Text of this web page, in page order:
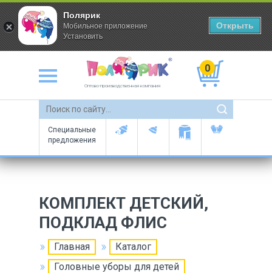
Оптово-производственная компания
0
Специальные
предложения
КОМПЛЕКТ ДЕТСКИЙ,
ПОДКЛАД ФЛИС
Главная
Каталог
Головные уборы для детей
Полярик
Мобильное приложение
Установить
Открыть